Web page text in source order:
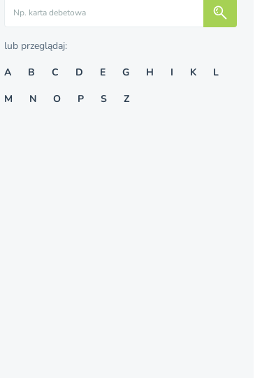
lub przeglądaj:
A
B C D E G H I K
L
M
N O P S Z